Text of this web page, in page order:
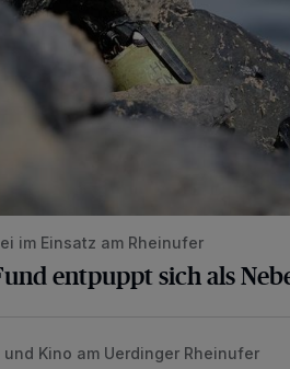
im Einsatz am Rheinufer
entpuppt sich als
in die Verlängerung
Kino am Uerdinger Rheinufer